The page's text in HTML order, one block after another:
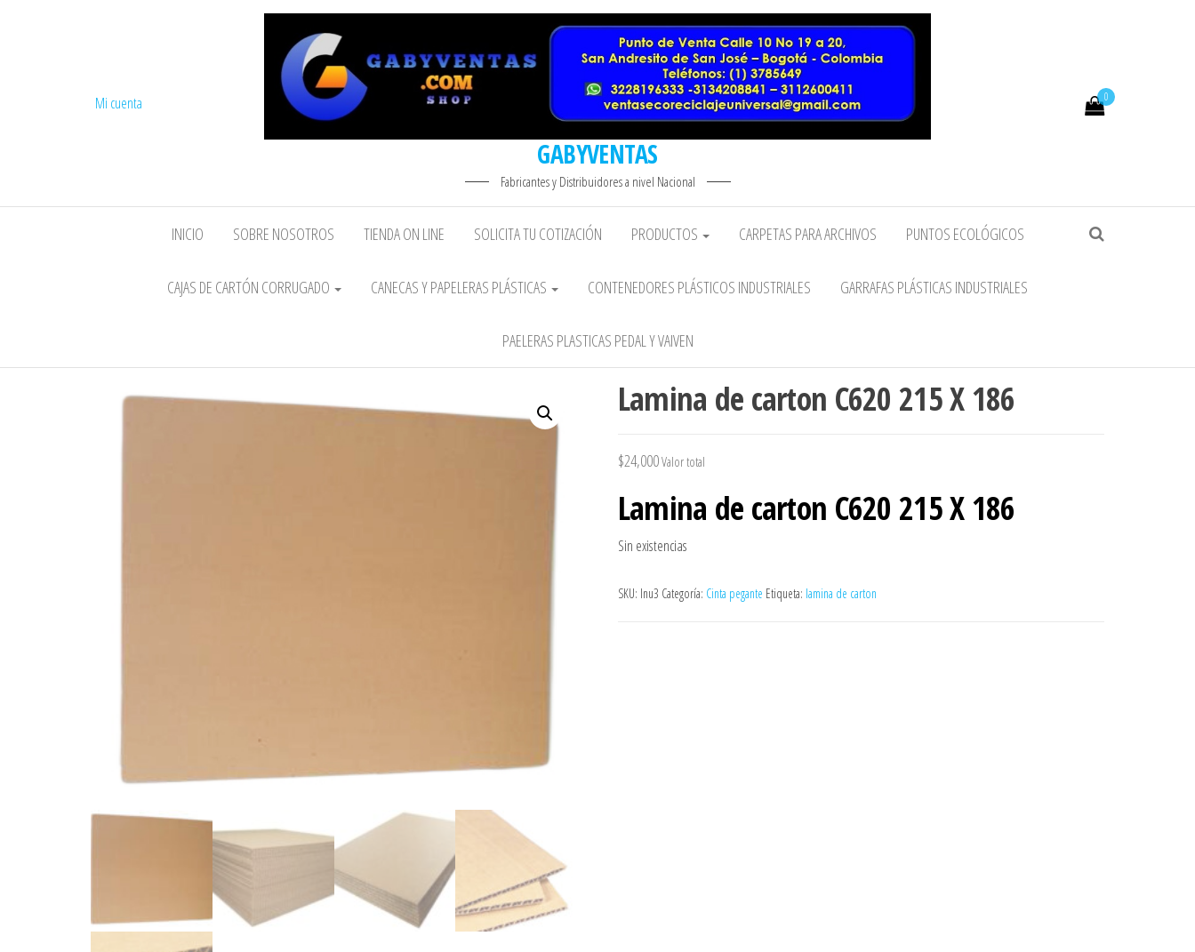
GABYVENTAS
Fabricantes y Distribuidores a nivel Nacional
0
Mi cuenta
INICIO SOBRE NOSOTROS TIENDA ON LINE SOLICITA TU COTIZACIÓN PRODUCTOS CARPETAS PARA ARCHIVOS PUNTOS ECOLÓGICOS
CAJAS DE CARTÓN CORRUGADO CANECAS Y PAPELERAS PLÁSTICAS CONTENEDORES PLÁSTICOS INDUSTRIALES GARRAFAS PLÁSTICAS INDUSTRIALES
PAELERAS PLASTICAS PEDAL Y VAIVEN
Lamina de carton C620 215 X 186
$24,000Valor total
Lamina de carton C620 215 X 186
Sin existencias
SKU: lnu3 Categoría: Cinta pegante Etiqueta: lamina de carton